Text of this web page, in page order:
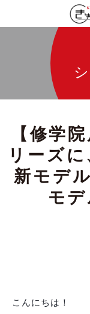
【修学
リーズ
新モデ
モ
こんにちは！